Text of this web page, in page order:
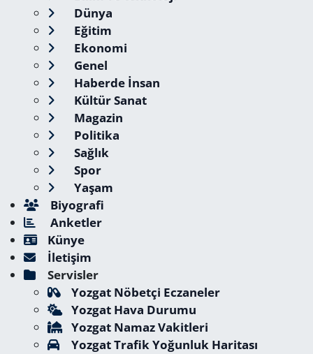
Dünya
Eğitim
Ekonomi
Genel
Haberde İnsan
Kültür Sanat
Magazin
Politika
Sağlık
Spor
Yaşam
Biyografi
Anketler
Künye
İletişim
Servisler
Yozgat Nöbetçi Eczaneler
Yozgat Hava Durumu
Yozgat Namaz Vakitleri
Yozgat Trafik Yoğunluk Haritası